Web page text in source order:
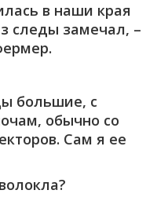
в наши края
следы замечал, –
большие, с
обычно со
Сам я ее